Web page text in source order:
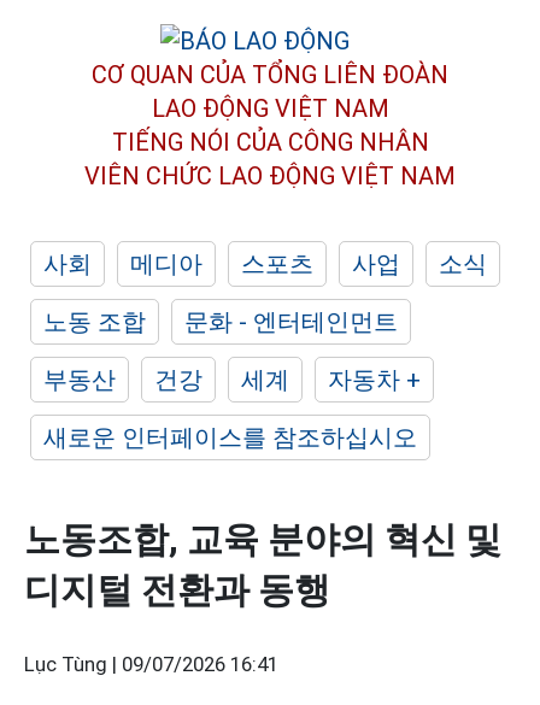
CƠ QUAN CỦA TỔNG LIÊN ĐOÀN
LAO ĐỘNG VIỆT NAM
TIẾNG NÓI CỦA CÔNG NHÂN
VIÊN CHỨC LAO ĐỘNG VIỆT NAM
사회 메디아 스포츠 사업
소식
노동 조합
문화 - 엔터테인먼트
부동산
건강 세계
자동차 +
새로운 인터페이스를 참조하십시오
노동조합, 교육 분야의 혁신 및
디지털 전환과 동행
Lục Tùng | 09/07/2026 16:41